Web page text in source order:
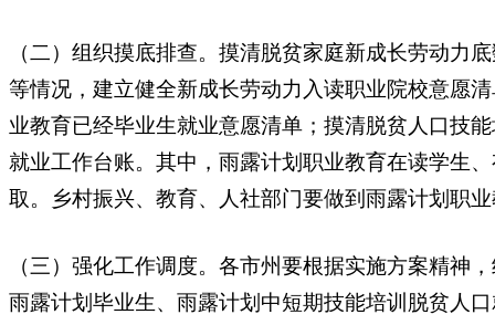
（二）组织摸底排查。摸清脱贫家庭新成长劳动力
等情况，建立健全新成长劳动力入读职业院校意愿
业教育已经毕业生就业意愿清单；摸清脱贫人口技
就业工作台账。其中，雨露计划职业教育在读学生
取。乡村振兴、教育、人社部门要做到雨露计划职
（三）强化工作调度。各市州要根据实施方案精神
雨露计划毕业生、雨露计划中短期技能培训脱贫人